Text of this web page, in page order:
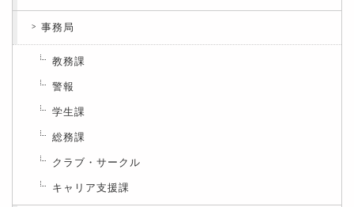
事務局
教務課
警報
学生課
総務課
クラブ・サークル
キャリア支援課